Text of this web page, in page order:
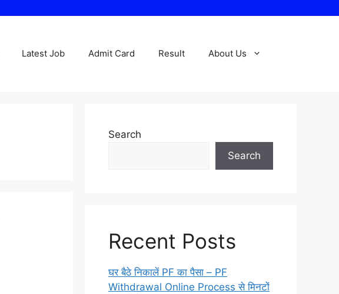
Latest Job Admit Card Result About Us
Search
Search
Recent Posts
घर बैठे निकालें PF का पैसा – PF
Withdrawal Online Process से मिनटों